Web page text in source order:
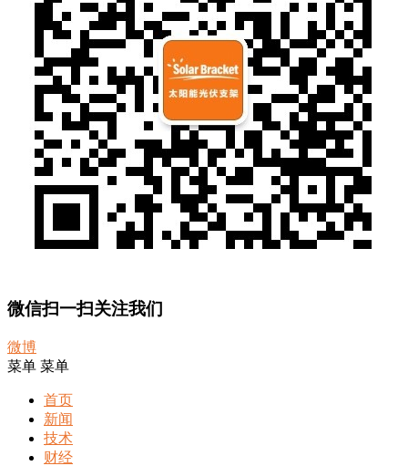
微信扫一扫关注我们
微博
菜单 菜单
首页
新闻
技术
财经